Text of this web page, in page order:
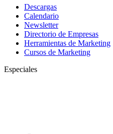
Descargas
Calendario
Newsletter
Directorio de Empresas
Herramientas de Marketing
Cursos de Marketing
Especiales